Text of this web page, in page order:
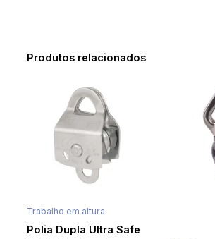
Produtos relacionados
Trabalho em altura
Polia Dupla Ultra Safe